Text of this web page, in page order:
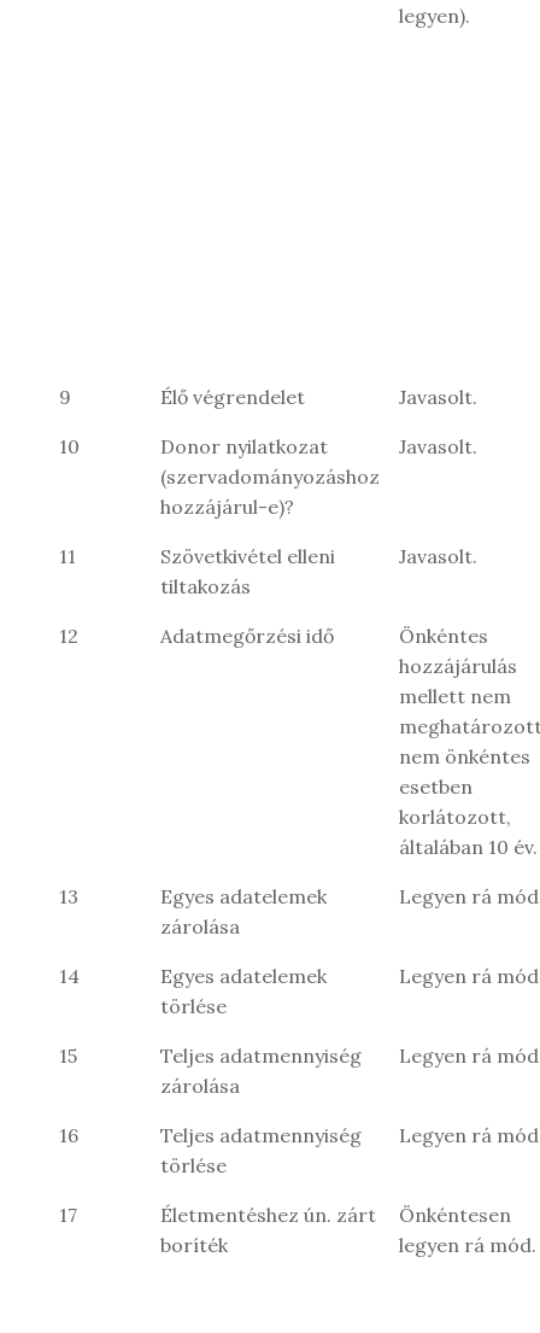
legyen).
9 Élő végrendelet Javasolt.
10
Donor nyilatkozat
(szervadományozáshoz
hozzájárul-e)?
Javasolt.
11
Szövetkivétel elleni
tiltakozás
Javasolt.
12 Adatmegőrzési idő
Önkéntes
hozzájárulás
mellett nem
nem önkéntes
esetben
korlátozott,
általában 10 év.
13
Egyes adatelemek
zárolása
Legyen rá
14
Egyes adatelemek
törlése
Legyen rá
15
Teljes adatmennyiség
zárolása
Legyen rá
16
Teljes adatmennyiség
törlése
Legyen rá
17
Életmentéshez ún. zárt
boríték
Önkéntesen
legyen rá mód.